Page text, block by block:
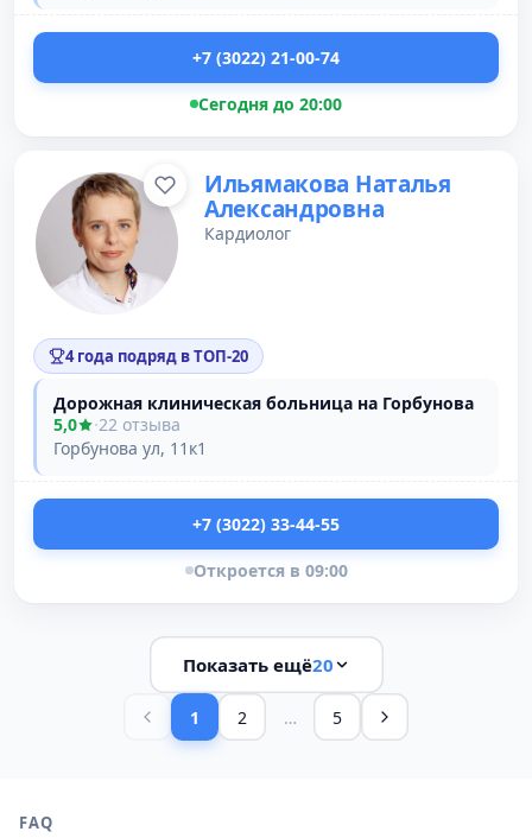
+7 (3022) 21-00-74
Сегодня до 20:00
Ильямакова Наталья
Александровна
Кардиолог
4 года подряд в ТОП-20
Дорожная клиническая больница на Горбунова
5,0
·22 отзыва
Горбунова ул, 11к1
+7 (3022) 33-44-55
Откроется в 09:00
Показать ещё20
1 2 … 5
FAQ